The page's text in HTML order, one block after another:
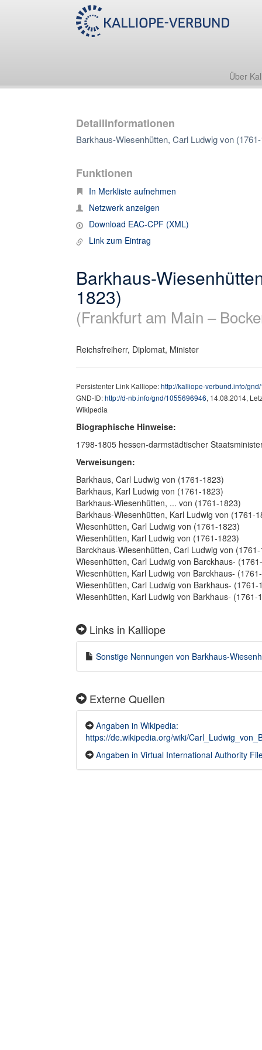
Über
Detailinformationen
Barkhaus-Wiesenhütten, Carl Ludwig von
Funktionen
In Merkliste aufnehmen
Netzwerk anzeigen
Download EAC-CPF (XML)
Link zum Eintrag
Barkhaus-
1823)
(Frankfurt am Main –
Reichsfreiherr, Diplomat, Minister
Persistenter Link Kalliope:http://kalliope-verbund.info/
GND-ID:http://d-nb.info/gnd/1055696946, 14.08.2014,
Wikipedia
Biographische Hinweise:
1798-1805 hessen-darmstädtischer
Verweisungen:
Barkhaus, Carl Ludwig von (1761-1823)
Barkhaus, Karl Ludwig von (1761-1823)
Barkhaus-Wiesenhütten, ... von (1761-1823)
Barkhaus-Wiesenhütten, Karl Ludwig von (1761-
Wiesenhütten, Carl Ludwig von (1761-1823)
Wiesenhütten, Karl Ludwig von (1761-1823)
Barckhaus-Wiesenhütten, Carl Ludwig von
Wiesenhütten, Carl Ludwig von Barckhaus-
Wiesenhütten, Karl Ludwig von Barckhaus-
Wiesenhütten, Carl Ludwig von Barkhaus- (1761-
Wiesenhütten, Karl Ludwig von Barkhaus- (1761-
Links in Kalliope
Sonstige Nennungen von Barkhaus-
Externe Quellen
Angaben in Wikipedia:
https://de.wikipedia.org/wiki/
Angaben in Virtual International Authority